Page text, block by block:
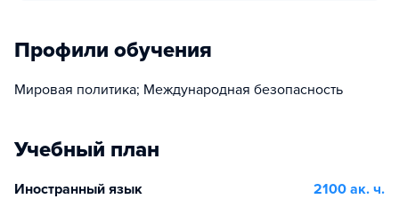
Профили обучения
Мировая политика; Международная безопасность
Учебный план
Иностранный язык 2100 ак. ч.